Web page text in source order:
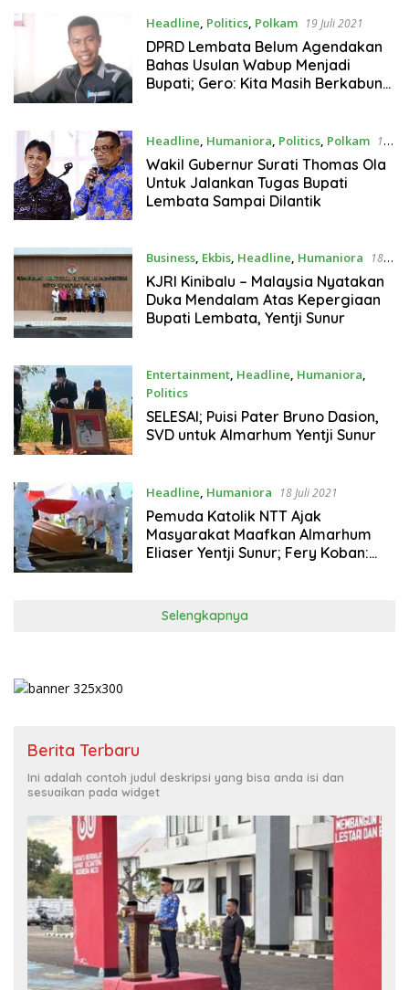
Headline, Politics, Polkam 19 Juli 2021
DPRD Lembata Belum Agendakan
Bahas Usulan Wabup Menjadi
Bupati; Gero: Kita Masih Berkabung
Headline, Humaniora, Politics, Polkam
19
Juli 2021
Wakil Gubernur Surati Thomas Ola
Untuk Jalankan Tugas Bupati
Lembata Sampai Dilantik
Business, Ekbis, Headline, Humaniora
18
Juli 2021
KJRI Kinibalu – Malaysia Nyatakan
Duka Mendalam Atas Kepergiaan
Bupati Lembata, Yentji Sunur
Entertainment, Headline, Humaniora,
Politics
18 Juli 2021
SELESAI; Puisi Pater Bruno Dasion,
SVD untuk Almarhum Yentji Sunur
Headline, Humaniora 18 Juli 2021
Pemuda Katolik NTT Ajak
Masyarakat Maafkan Almarhum
Eliaser Yentji Sunur; Fery Koban:
Selengkapnya
Berita Terbaru
Ini adalah contoh judul deskripsi yang bisa anda isi dan
sesuaikan pada widget